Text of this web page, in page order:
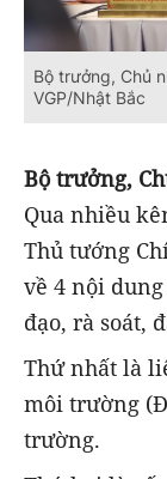
Bộ trưởng, Chủ
VGP/Nhật Bắc
Bộ trưởng,
Qua nhiều
Thủ tướng
về 4 nội
đạo, rà soát,
Thứ nhất là
môi trường
trường.